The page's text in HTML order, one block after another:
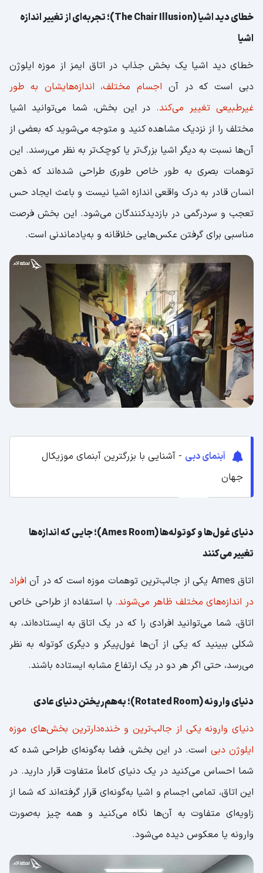
خطای دید اشیا (The Chair Illusion)؛ تجربه‌ای از تغییر اندازه
اشیا
خطای دید اشیا یک بخش جذاب در اتاق ایمز از موزه ایلوژن
دبی است که در آن اجسام مختلف، اندازه‌‌هایشان به طور
غیرطبیعی تغییر می‌کند. در این بخش، شما می‌توانید اشیا
مختلف را از نزدیک مشاهده کنید و متوجه می‌شوید که بعضی از
آن‌ها نسبت به دیگر اشیا بزرگ‌تر یا کوچک‌تر به نظر می‌رسند. این
توهمات بصری به طور خاص طوری طراحی شده‌اند که ذهن
انسان قادر به درک واقعی اندازه اشیا نیست و باعث ایجاد حس
تعجب و سردرگمی در بازدیدکنندگان می‌شود. این بخش فرصت
مناسبی برای گرفتن عکس‌هایی خلاقانه و به‌یادماندنی است.
آبنمای دبی
- آشنایی با بزرگترین آب‎نمای موزیکال
جهان
دنیای غول‌ها و کوتوله‌ها (Ames Room)؛ جایی که اندازه‌ها
تغییر می‌کنند
اتاق Ames یکی از جالب‌ترین توهمات موزه است که در آن
افراد
در اندازه‌های مختلف ظاهر می‌شوند. با استفاده از طراحی خاص
اتاق، شما می‌توانید افرادی را که در یک اتاق به ایستاده‌اند، به
شکلی ببینید که یکی از آن‌ها غول‌پیکر و دیگری کوتوله به نظر
می‌رسد، حتی اگر هر دو در یک ارتفاع مشابه ایستاده باشند.
دنیای وارونه (Rotated Room)؛ به‌هم‌ریختن دنیای عادی
دنیای وارونه یکی از جالب‌ترین و خنده‌دارترین بخش‌های موزه
ایلوژن دبی است. در این بخش، فضا به‌گونه‌ای طراحی شده که
شما احساس می‌کنید در یک دنیای کاملاً متفاوت قرار دارید. در
این اتاق، تمامی اجسام و اشیا به‌گونه‌ای قرار گرفته‌اند که شما از
زاویه‌ای متفاوت به آن‌ها نگاه می‌کنید و همه چیز به‌صورت
وارونه یا معکوس دیده می‌شود.